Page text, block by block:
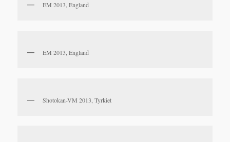
EM 2013, England
EM 2013, England
Shotokan-VM 2013, Tyrkiet